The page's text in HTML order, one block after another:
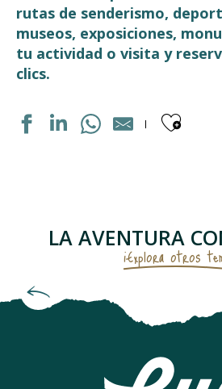
rutas de senderismo,
museos, exposiciones,
tu actividad o visita y
clics.
CANYON EPIC
ARC EN CIMES
LE CARROUS'AILES
ELASTIC CROCODIL BUNGEE
CIRCUIT RAQUETTES
LE RUCHER PENTU
CENTRE DE BIEN-ETRE "LUZEA"
LUZ BIKES PYRÉNÉES
LA AVENTURA
¡Explora otros